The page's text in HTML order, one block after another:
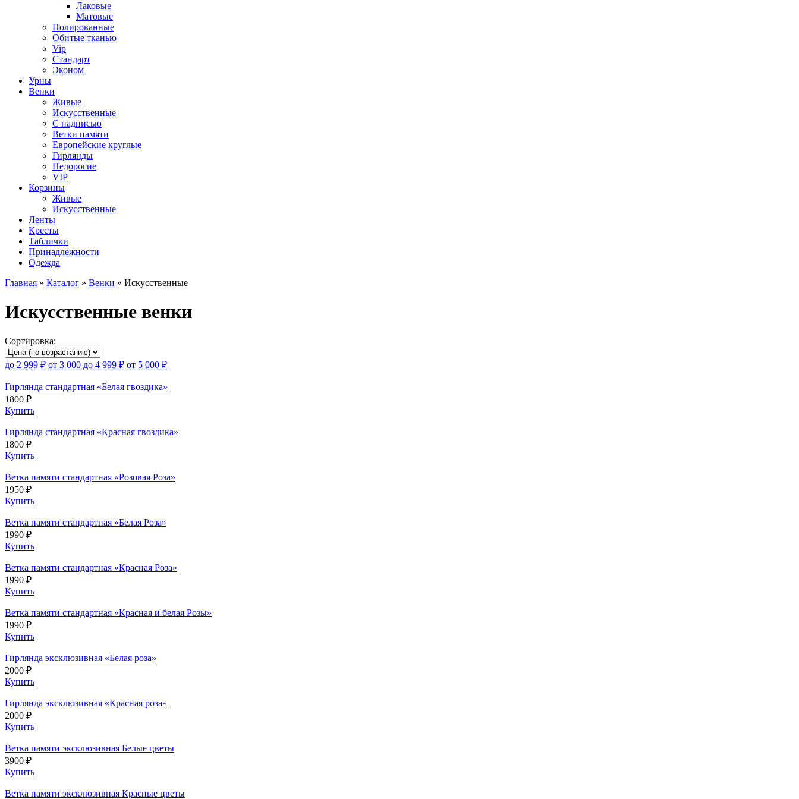
Лаковые
Матовые
Полированные
Обитые тканью
Vip
Стандарт
Эконом
Урны
Венки
Живые
Искусственные
С надписью
Ветки памяти
Европейские круглые
Гирлянды
Недорогие
VIP
Корзины
Живые
Искусственные
Ленты
Кресты
Таблички
Принадлежности
Одежда
Главная » Каталог » Венки » Искусственные
Искусственные венки
Сортировка:
до 2 999 ₽ от 3 000 до 4 999 ₽ от 5 000 ₽
Гирлянда стандартная «Белая гвоздика»
1800 ₽
Купить
Гирлянда стандартная «Красная гвоздика»
1800 ₽
Купить
Ветка памяти стандартная «Розовая Роза»
1950 ₽
Купить
Ветка памяти стандартная «Белая Роза»
1990 ₽
Купить
Ветка памяти стандартная «Красная Роза»
1990 ₽
Купить
Ветка памяти стандартная «Красная и белая Розы»
1990 ₽
Купить
Гирлянда эксклюзивная «Белая роза»
2000 ₽
Купить
Гирлянда эксклюзивная «Красная роза»
2000 ₽
Купить
Ветка памяти эксклюзивная Белые цветы
3900 ₽
Купить
Ветка памяти эксклюзивная Красные цветы